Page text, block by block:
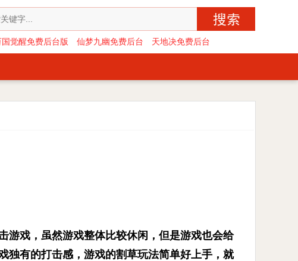
觉醒免费后台版 仙梦九幽免费后台 天地决免费后台
游戏，虽然游戏整体比较休闲，但是游戏也会给
独有的打击感，游戏的割草玩法简单好上手，就